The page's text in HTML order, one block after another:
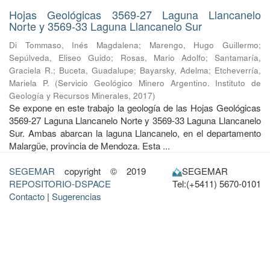
Hojas Geológicas 3569-27 Laguna Llancanelo
Norte y 3569-33 Laguna Llancanelo Sur
Di Tommaso, Inés Magdalena; Marengo, Hugo Guillermo;
Sepúlveda, Eliseo Guido; Rosas, Mario Adolfo;Santamaría,
Graciela R.; Buceta, Guadalupe; Bayarsky, Adelma; Etcheverría,
Mariela P. (Servicio Geológico Minero Argentino. Instituto de
Geología y Recursos Minerales, 2017)
Se expone en este trabajo la geología de las Hojas Geológicas
3569-27 Laguna Llancanelo Norte y 3569-33 Laguna Llancanelo
Sur. Ambas abarcan la laguna Llancanelo, en el departamento
Malargüe, provincia de Mendoza. Esta ...
SEGEMAR copyright © 2019
REPOSITORIO-DSPACE
Contacto | Sugerencias
SEGEMAR
Tel:(+5411) 5670-0101